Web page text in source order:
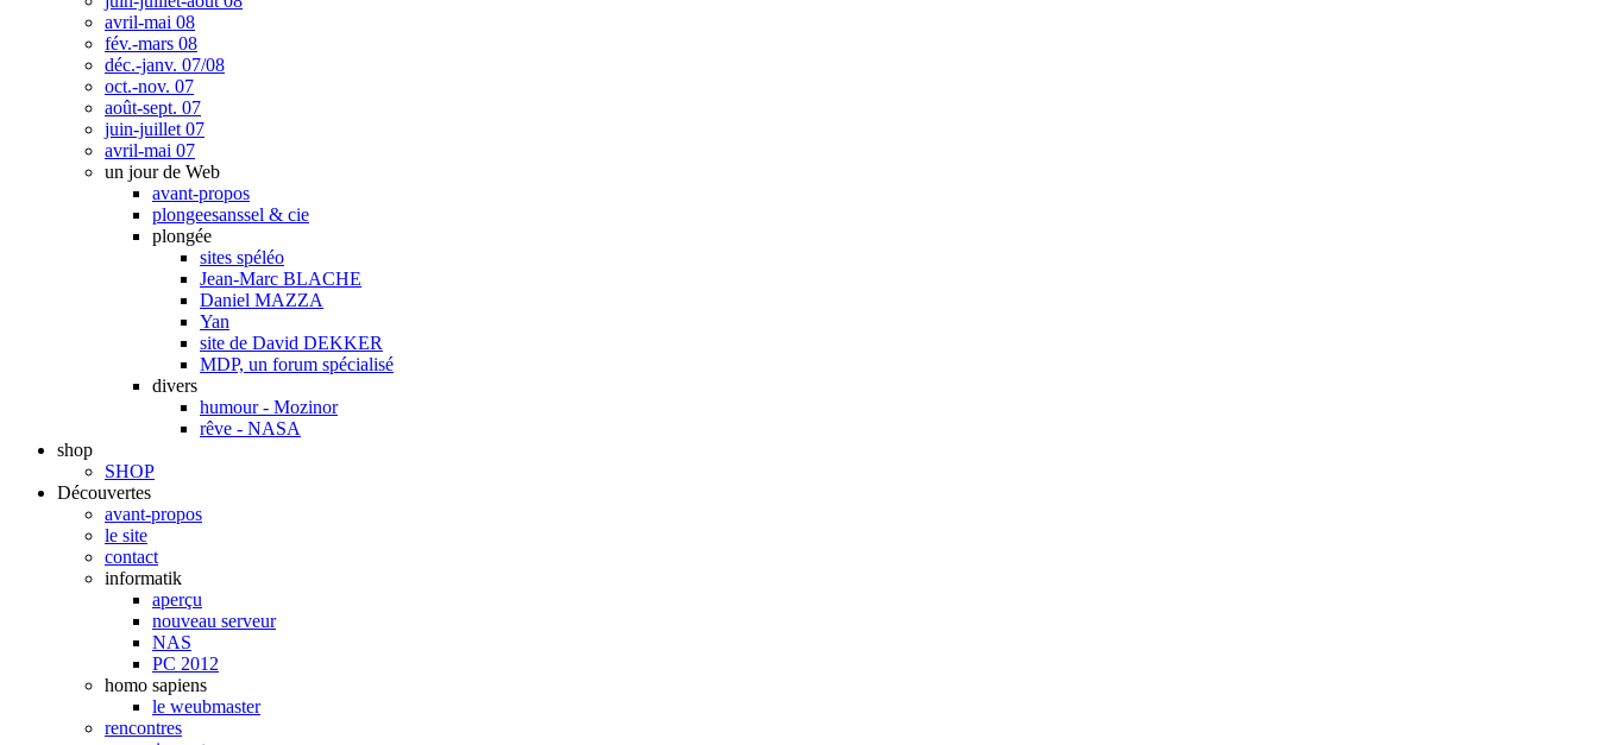
avril-mai 08
fév.-mars 08
déc.-janv. 07/08
oct.-nov. 07
août-sept. 07
juin-juillet 07
avril-mai 07
un jour de Web
avant-propos
plongeesanssel & cie
plongée
sites spéléo
Jean-Marc BLACHE
Daniel MAZZA
Yan
site de David DEKKER
MDP, un forum spécialisé
divers
humour - Mozinor
rêve - NASA
shop
SHOP
Découvertes
avant-propos
le site
contact
informatik
aperçu
nouveau serveur
NAS
PC 2012
homo sapiens
le weubmaster
rencontres